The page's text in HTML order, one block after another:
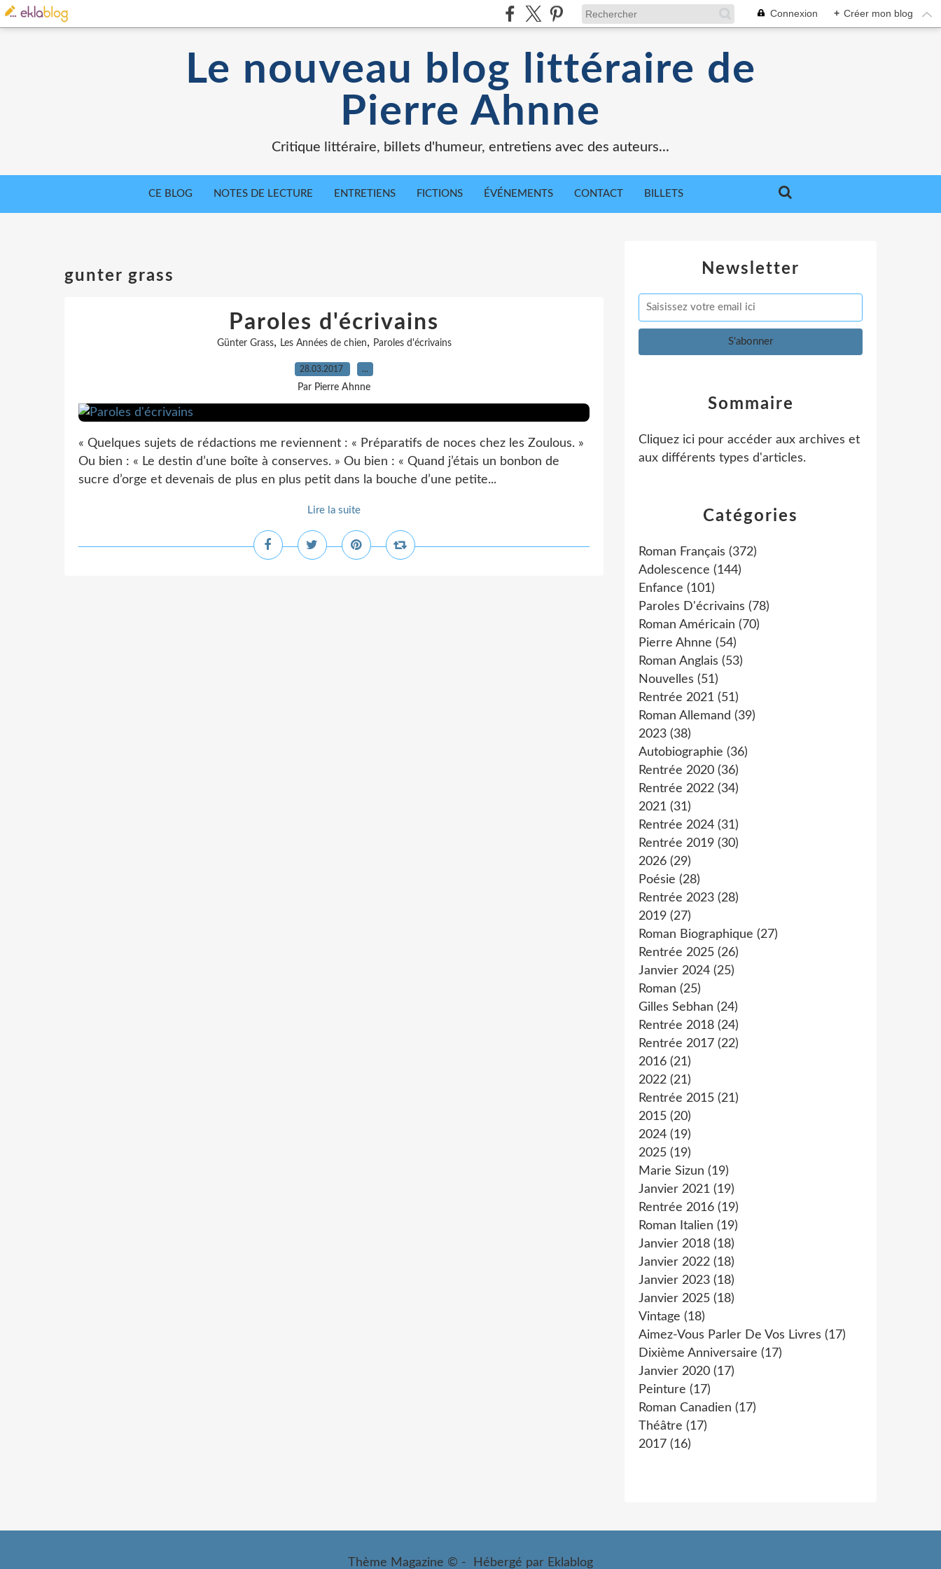
Connexion + Créer mon blog
Le nouveau blog littéraire de
Pierre Ahnne
Critique littéraire, billets d'humeur, entretiens avec des auteurs...
CE BLOG NOTES DE LECTURE ENTRETIENS FICTIONS ÉVÉNEMENTS CONTACT BILLETS
gunter grass
Paroles d'écrivains
Günter Grass, Les Années de chien, Paroles d'écrivains
28.03.2017 …
Par Pierre Ahnne
« Quelques sujets de rédactions me reviennent : « Préparatifs de noces chez les Zoulous. »
Ou bien : « Le destin d’une boîte à conserves. » Ou bien : « Quand j’étais un bonbon de
sucre d’orge et devenais de plus en plus petit dans la bouche d’une petite...
Lire la suite
Newsletter
Catégories
Roman Français (372)
Adolescence (144)
Enfance (101)
Paroles D'écrivains (78)
Roman Américain (70)
Pierre Ahnne (54)
Roman Anglais (53)
Nouvelles (51)
Rentrée 2021 (51)
Roman Allemand (39)
2023 (38)
Autobiographie (36)
Rentrée 2020 (36)
Rentrée 2022 (34)
2021 (31)
Rentrée 2024 (31)
Rentrée 2019 (30)
2026 (29)
Poésie (28)
Rentrée 2023 (28)
2019 (27)
Roman Biographique (27)
Rentrée 2025 (26)
Janvier 2024 (25)
Roman (25)
Gilles Sebhan (24)
Rentrée 2018 (24)
Rentrée 2017 (22)
2016 (21)
2022 (21)
Rentrée 2015 (21)
2015 (20)
2024 (19)
2025 (19)
Marie Sizun (19)
Janvier 2021 (19)
Rentrée 2016 (19)
Roman Italien (19)
Janvier 2018 (18)
Janvier 2022 (18)
Janvier 2023 (18)
Janvier 2025 (18)
Vintage (18)
Aimez-Vous Parler De Vos Livres (17)
Dixième Anniversaire (17)
Janvier 2020 (17)
Peinture (17)
Roman Canadien (17)
Théâtre (17)
2017 (16)
Sommaire
Cliquez ici pour accéder aux archives et
aux différents types d'articles.
Thème Magazine © - Hébergé par Eklablog